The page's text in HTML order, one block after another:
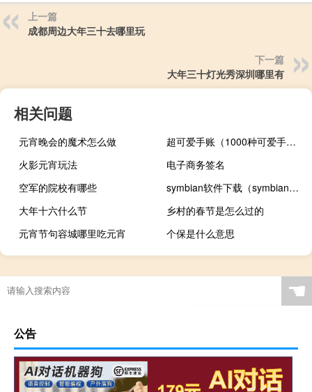
上一篇
成都周边大年三十去哪里玩
下一篇
大年三十灯光秀深圳哪里有
相关问题
元宵晚会的魔术怎么做
超可爱手账（1000种可爱手账内容）
火影元宵玩法
电子商务签名
空军的院校有哪些
symbian软件下载（symbianos）
大年十六什么节
乡村的春节是怎么过的
元宵节句容城哪里吃元宵
个保是什么意思
☚
公告